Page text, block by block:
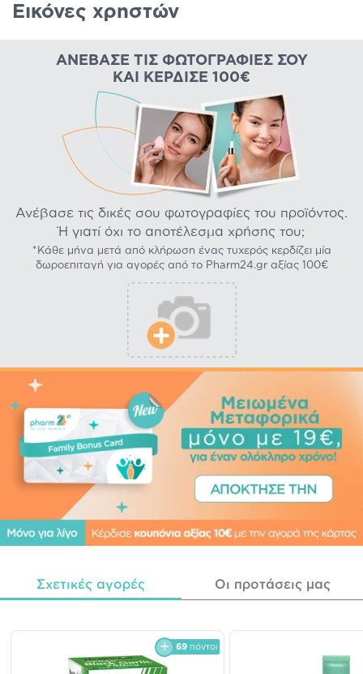
Εικόνες χρηστών
ΑΝΈΒΑΣΕ ΤΙΣ ΦΩΤΟΓΡΑΦΊΕΣ ΣΟΥ
ΚΑΙ ΚΈΡΔΙΣΕ 100€
Ανέβασε τις δικές σου φωτογραφίες του προϊόντος.
Ή γιατί όχι το αποτέλεσμα χρήσης του;
*Κάθε μήνα μετά από κλήρωση ένας τυχερός κερδίζει μία
δωροεπιταγή για αγορές από το Pharm24.gr αξίας 100€
Σχετικές αγορές Οι προτάσεις μας
69 πόντοι